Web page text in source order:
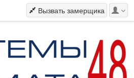
Вызвать замерщика